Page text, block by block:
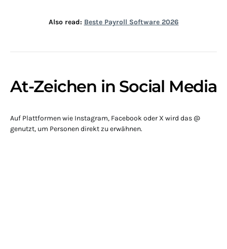
Also read: Beste Payroll Software 2026
At-Zeichen in Social Media
Auf Plattformen wie Instagram, Facebook oder X wird das @
genutzt, um Personen direkt zu erwähnen.